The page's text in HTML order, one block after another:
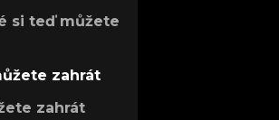
si teď můžete
zahrát
zahrát